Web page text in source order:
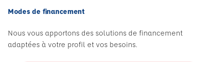
Modes de financement
Nous vous apportons des solutions de financement
adaptées à votre profil et vos besoins.